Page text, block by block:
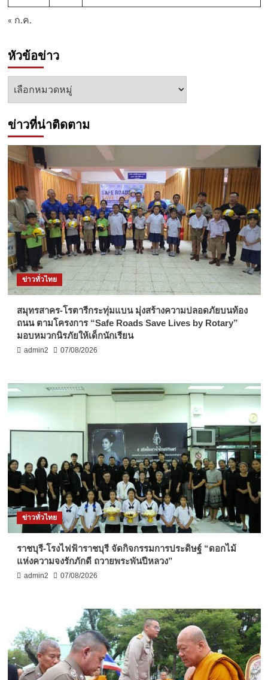
« ก.ค.
หัวข้อข่าว
หัวข้อ
ข่าวที่น่าติดตาม
ข่าวทั่วไทย
สมุทรสาคร-โรตารีกระทุ่มแบน มุ่งสร้างความปลอดภัยบนท้อง
ถนน ตามโครงการ “Safe Roads Save Lives by Rotary”
มอบหมวกนิรภัยให้เด็กนักเรียน
admin2 07/08/2026
ข่าวทั่วไทย
ราชบุรี-โรงไฟฟ้าราชบุรี จัดกิจกรรมการประดิษฐ์ “ดอกไม้
แห่งความจงรักภักดี ถวายพระพันปีหลวง”
admin2 07/08/2026